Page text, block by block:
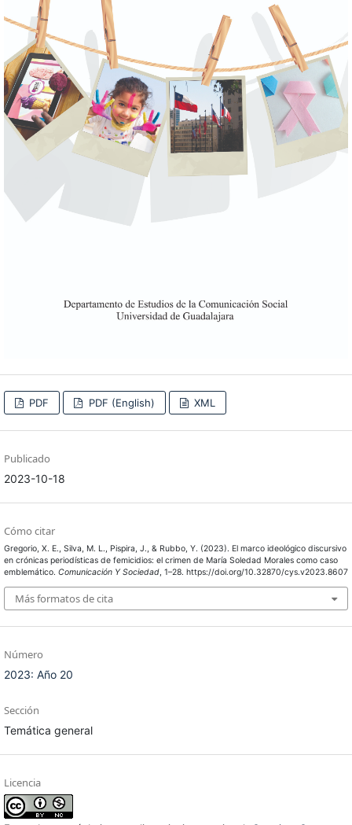
PDF PDF (English) XML
Publicado
2023-10-18
Cómo citar
Gregorio, X. E., Silva, M. L., Pispira, J., & Rubbo, Y. (2023). El marco ideológico discursivo
en crónicas periodísticas de femicidios: el crimen de María Soledad Morales como caso
emblemático. Comunicación Y Sociedad, 1–28. https://doi.org/10.32870/cys.v2023.8607
Más formatos de cita
Número
2023: Año 20
Sección
Temática general
Licencia